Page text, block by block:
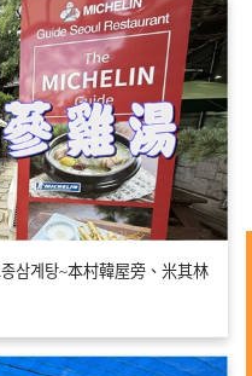
삼계탕~本村韓屋旁、米其林